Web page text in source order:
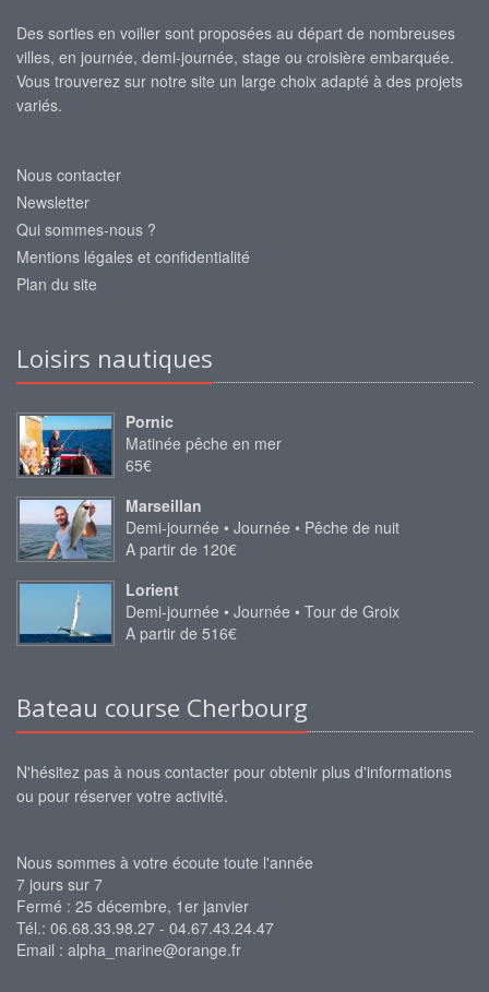
Des sorties en voilier sont proposées au départ de nombreuses
villes, en journée, demi-journée, stage ou croisière embarquée.
Vous trouverez sur notre site un large choix adapté à des projets
variés.
Nous contacter
Newsletter
Qui sommes-nous ?
Mentions légales et confidentialité
Plan du site
Loisirs nautiques
Pornic
Matinée pêche en mer
65€
Marseillan
Demi-journée • Journée • Pêche de nuit
A partir de 120€
Lorient
Demi-journée • Journée • Tour de Groix
A partir de 516€
Bateau course Cherbourg
N'hésitez pas à nous contacter pour obtenir plus d'informations
ou pour réserver votre activité.
Nous sommes à votre écoute toute l'année
7 jours sur 7
Fermé : 25 décembre, 1er janvier
Tél.: 06.68.33.98.27 - 04.67.43.24.47
Email : alpha_marine@orange.fr